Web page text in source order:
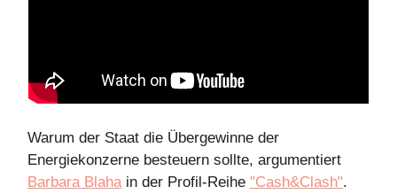
Warum der Staat die Übergewinne der
Energiekonzerne besteuern sollte, argumentiert
Barbara Blaha in der Profil-Reihe "Cash&Clash".